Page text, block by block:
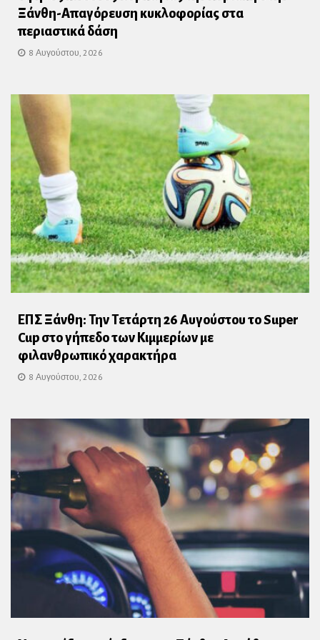
Ξάνθη-Απαγόρευση κυκλοφορίας στα
περιαστικά δάση
8 Αυγούστου, 2026
ΕΠΣ Ξάνθη: Την Τετάρτη 26 Αυγούστου το Super
Cup στο γήπεδο των Κιμμερίων με
φιλανθρωπικό χαρακτήρα
8 Αυγούστου, 2026